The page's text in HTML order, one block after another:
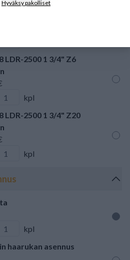
LDR-2000 1 3/8" Z21
LDR-2500 1 3/4" Z6
kpl
LDR-2500 1 3/4" Z20
kpl
kpl
haarukan asennus
Hyväksy pakolliset